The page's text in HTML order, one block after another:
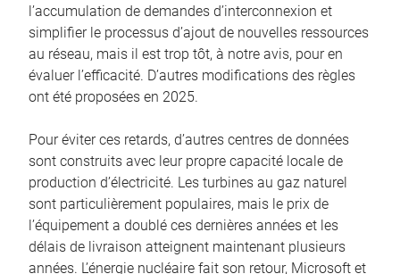
l’accumulation de demandes d’interconnexion et
simplifier le processus d’ajout de nouvelles ressources
au réseau, mais il est trop tôt, à notre avis, pour en
évaluer l’efficacité. D’autres modifications des règles
ont été proposées en 2025.
Pour éviter ces retards, d’autres centres de données
sont construits avec leur propre capacité locale de
production d’électricité. Les turbines au gaz naturel
sont particulièrement populaires, mais le prix de
l’équipement a doublé ces dernières années et les
délais de livraison atteignent maintenant plusieurs
années. L’énergie nucléaire fait son retour, Microsoft et